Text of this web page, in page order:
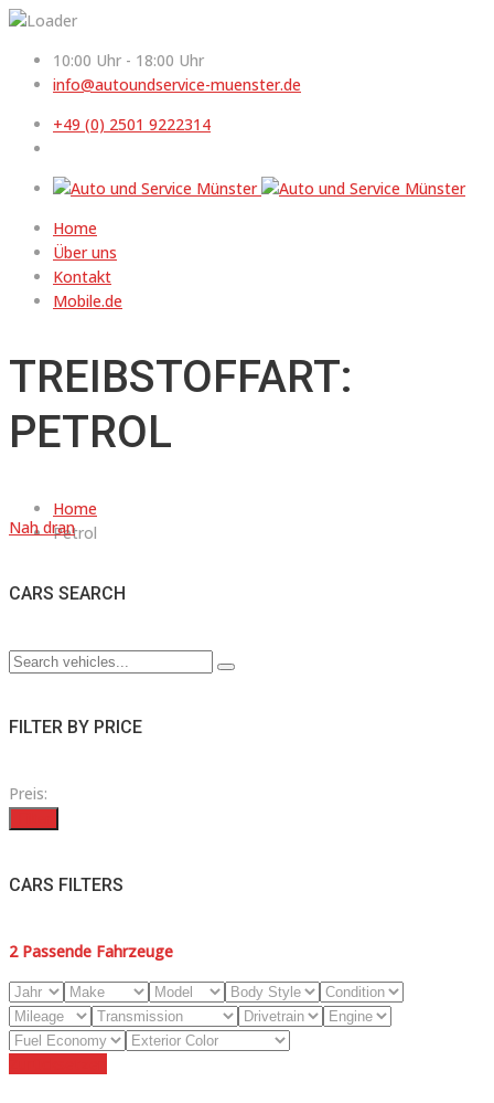
10:00 Uhr - 18:00 Uhr
info@autoundservice-muenster.de
+49 (0) 2501 9222314
Home
Über uns
Kontakt
Mobile.de
TREIBSTOFFART:
PETROL
Home
Petrol
Nah dran
CARS SEARCH
FILTER BY PRICE
Preis:
CARS FILTERS
2 Passende Fahrzeuge